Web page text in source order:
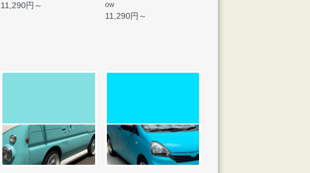
11,290円～
ow
11,290円～